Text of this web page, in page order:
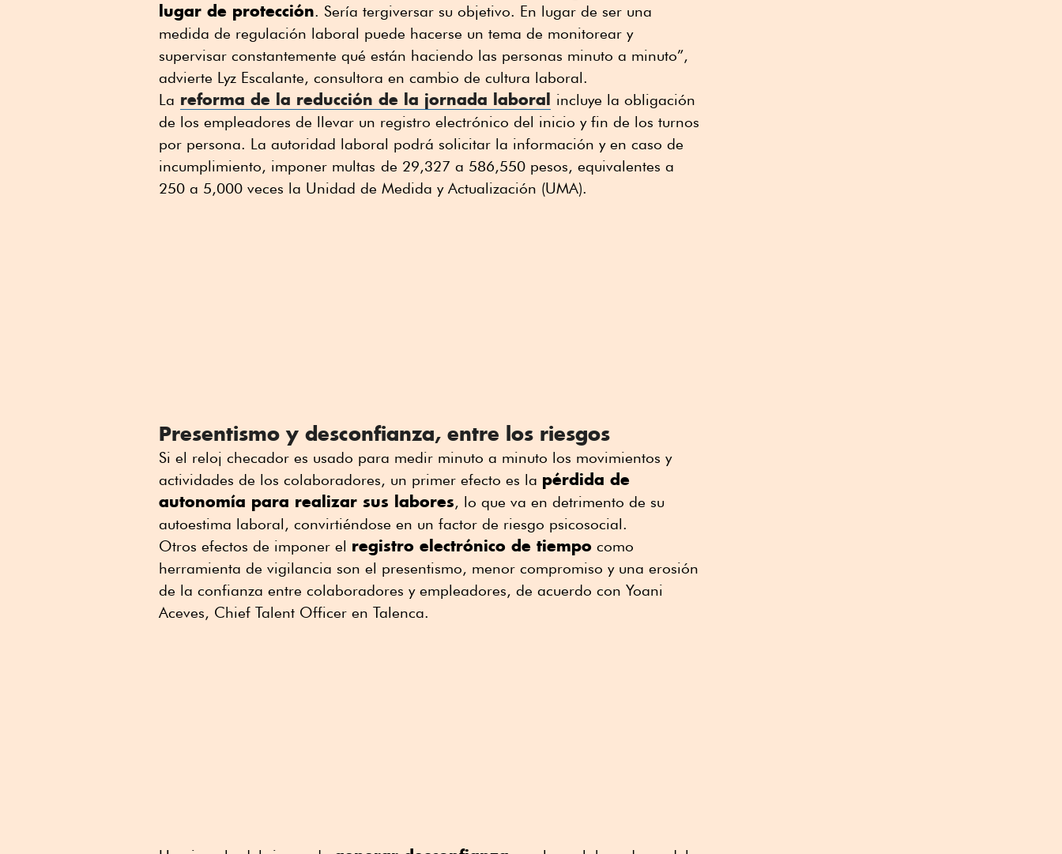
lugar de protección. Sería tergiversar su objetivo. En lugar de ser una
medida de regulación laboral puede hacerse un tema de monitorear y
supervisar constantemente qué están haciendo las personas minuto a minuto”,
advierte Lyz Escalante, consultora en cambio de cultura laboral.
La reforma de la reducción de la jornada laboral
incluye la obligación
de los empleadores de llevar un registro electrónico del inicio y fin de los turnos
por persona. La autoridad laboral podrá solicitar la información y en caso de
incumplimiento, imponer multas de 29,327 a 586,550 pesos, equivalentes a
250 a 5,000 veces la Unidad de Medida y Actualización (UMA).
Presentismo y desconfianza, entre los riesgos
Si el reloj checador es usado para medir minuto a minuto los movimientos y
actividades de los colaboradores, un primer efecto es la pérdida de
autonomía para realizar sus labores, lo que va en detrimento de su
autoestima laboral, convirtiéndose en un factor de riesgo psicosocial.
Otros efectos de imponer el registro electrónico de tiempo como
herramienta de vigilancia son el presentismo, menor compromiso y una erosión
de la confianza entre colaboradores y empleadores, de acuerdo con Yoani
Aceves, Chief Talent Officer en Talenca.